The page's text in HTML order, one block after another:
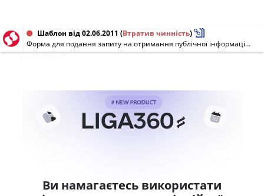
Шаблон від 02.06.2011 (Втратив чинність)
Форма для подання запиту на отримання публічної інформації від фізичної особи електронною поштою
Ви намагаєтесь використати